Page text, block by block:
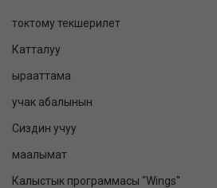
токтому текшерилет
Катталуу
ырааттама
учак абалынын
Сиздин учуу
маалымат
Калыстык программасы "Wings"